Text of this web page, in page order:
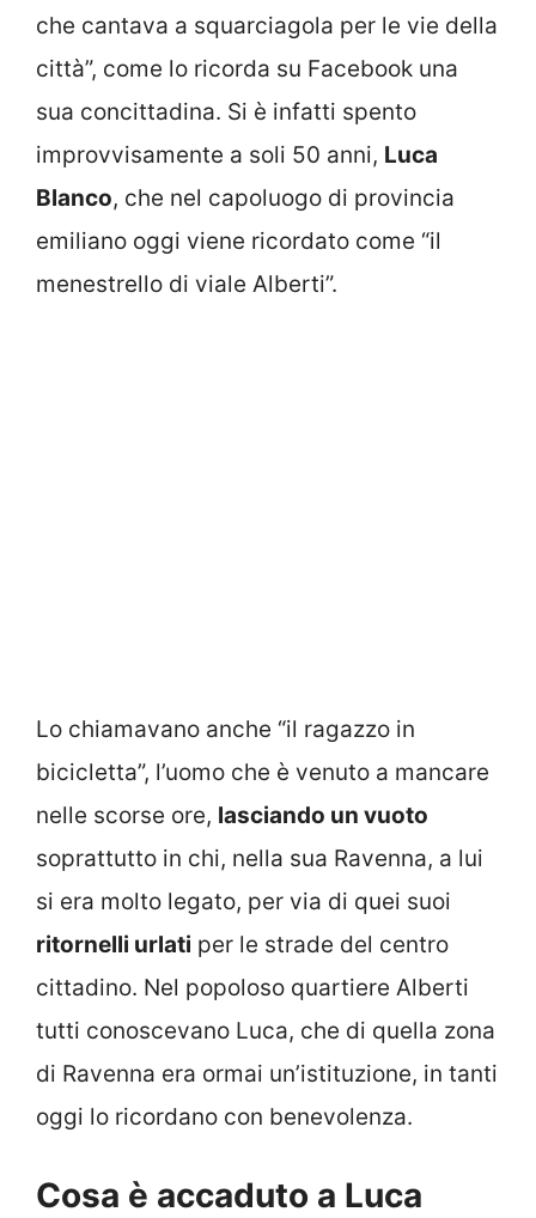
che cantava a squarciagola per le vie della
città”, come lo ricorda su Facebook una
sua concittadina. Si è infatti spento
improvvisamente a soli 50 anni, Luca
Blanco, che nel capoluogo di provincia
emiliano oggi viene ricordato come “il
menestrello di viale Alberti”.
Lo chiamavano anche “il ragazzo in
bicicletta”, l’uomo che è venuto a mancare
nelle scorse ore, lasciando un vuoto
soprattutto in chi, nella sua Ravenna, a lui
si era molto legato, per via di quei suoi
ritornelli urlati per le strade del centro
cittadino. Nel popoloso quartiere Alberti
tutti conoscevano Luca, che di quella zona
di Ravenna era ormai un’istituzione, in tanti
oggi lo ricordano con benevolenza.
Cosa è accaduto a Luca